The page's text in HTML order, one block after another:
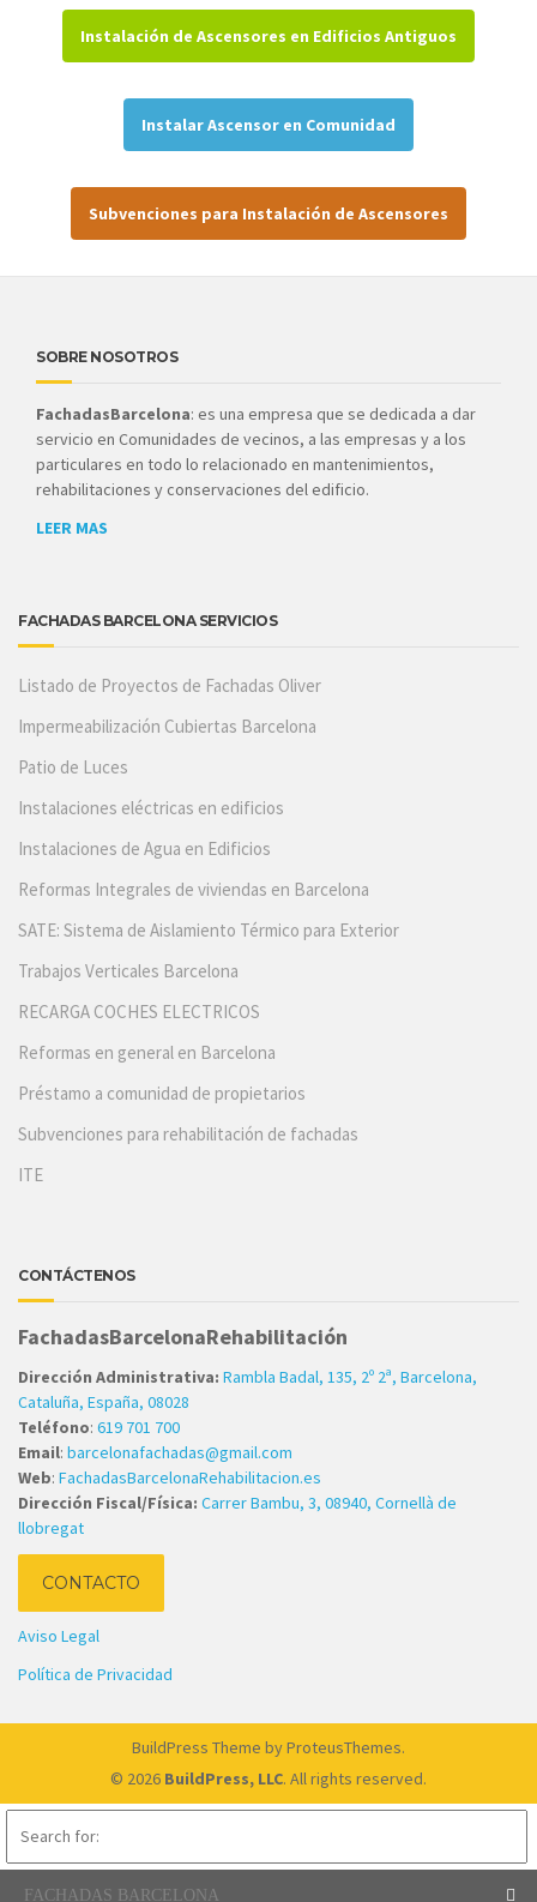
Instalación de Ascensores en Edificios Antiguos
Instalar Ascensor en Comunidad
Subvenciones para Instalación de Ascensores
SOBRE NOSOTROS
FachadasBarcelona: es una empresa que se dedicada a dar
servicio en Comunidades de vecinos, a las empresas y a los
particulares en todo lo relacionado en mantenimientos,
rehabilitaciones y conservaciones del edificio.
LEER MAS
FACHADAS BARCELONA SERVICIOS
Listado de Proyectos de Fachadas Oliver
Impermeabilización Cubiertas Barcelona
Patio de Luces
Instalaciones eléctricas en edificios
Instalaciones de Agua en Edificios
Reformas Integrales de viviendas en Barcelona
SATE: Sistema de Aislamiento Térmico para Exterior
Trabajos Verticales Barcelona
RECARGA COCHES ELECTRICOS
Reformas en general en Barcelona
Préstamo a comunidad de propietarios
Subvenciones para rehabilitación de fachadas
ITE
CONTÁCTENOS
FachadasBarcelonaRehabilitación
Dirección Administrativa: Rambla Badal, 135, 2º 2ª, Barcelona,
Cataluña, España, 08028
Teléfono: 619 701 700
Email: barcelonafachadas@gmail.com
Web: FachadasBarcelonaRehabilitacion.es
Dirección Fiscal/Física: Carrer Bambu, 3, 08940, Cornellà de
llobregat
CONTACTO
Aviso Legal
Política de Privacidad
BuildPress Theme by ProteusThemes.
© 2026 BuildPress, LLC. All rights reserved.
FACHADAS BARCELONA